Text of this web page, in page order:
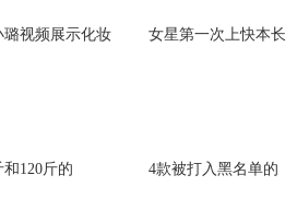
璐视频展示化妆 女星第一次上快本长
和120斤的 4款被打入黑名单的